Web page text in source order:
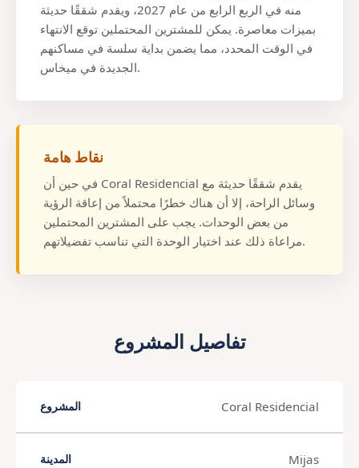
منه في الربع الرابع من عام 2027، ويقدم شققًا حديثة
بميزات معاصرة. يمكن للمشترين المحتملين توقع الانتهاء
في الوقت المحدد، مما يضمن بداية سلسة في مساكنهم
الجديدة في ميخاس.
نقاط هامة
في حين أن Coral Residencial يقدم شققًا حديثة مع
وسائل الراحة، إلا أن هناك خطرًا محتملاً من إعاقة الرؤية
من بعض الوحدات. يجب على المشترين المحتملين
مراعاة ذلك عند اختيار الوحدة التي تناسب تفضيلاتهم.
تفاصيل المشروع
المشروع Coral Residencial
المدينة Mijas